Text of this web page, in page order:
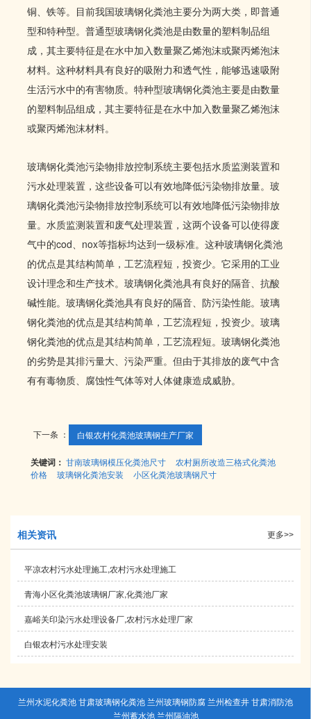
铜、铁等。目前我国玻璃钢化粪池主要分为两大类，即普通
型和特种型。普通型玻璃钢化粪池是由数量的塑料制品组
成，其主要特征是在水中加入数量聚乙烯泡沫或聚丙烯泡沫
材料。这种材料具有良好的吸附力和透气性，能够迅速吸附
生活污水中的有害物质。特种型玻璃钢化粪池主要是由数量
的塑料制品组成，其主要特征是在水中加入数量聚乙烯泡沫
或聚丙烯泡沫材料。
玻璃钢化粪池污染物排放控制系统主要包括水质监测装置和
污水处理装置，这些设备可以有效地降低污染物排放量。玻
璃钢化粪池污染物排放控制系统可以有效地降低污染物排放
量。水质监测装置和废气处理装置，这两个设备可以使得废
气中的cod、nox等指标均达到一级标准。这种玻璃钢化粪池
的优点是其结构简单，工艺流程短，投资少。它采用的工业
设计理念和生产技术。玻璃钢化粪池具有良好的隔音、抗酸
碱性能。玻璃钢化粪池具有良好的隔音、防污染性能。玻璃
钢化粪池的优点是其结构简单，工艺流程短，投资少。玻璃
钢化粪池的优点是其结构简单，工艺流程短。玻璃钢化粪池
的劣势是其排污量大、污染严重。但由于其排放的废气中含
有有毒物质、腐蚀性气体等对人体健康造成威胁。
下一条 ： 白银农村化粪池玻璃钢生产厂家
关键词：甘南玻璃钢模压化粪池尺寸
农村厕所改造三格式化粪池
价格
玻璃钢化粪池安装 小区化粪池玻璃钢尺寸
相关资讯 更多>>
平凉农村污水处理施工,农村污水处理施工
青海小区化粪池玻璃钢厂家,化粪池厂家
嘉峪关印染污水处理设备厂,农村污水处理厂家
白银农村污水处理安装
兰州水泥化粪池 甘肃玻璃钢化粪池 兰州玻璃钢防腐 兰州检查井 甘肃消防池
兰州蓄水池 兰州隔油池